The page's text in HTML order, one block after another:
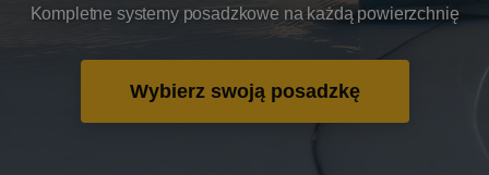
Kompletne systemy posadzkowe na każdą powierzchnię
Wybierz swoją posadzkę